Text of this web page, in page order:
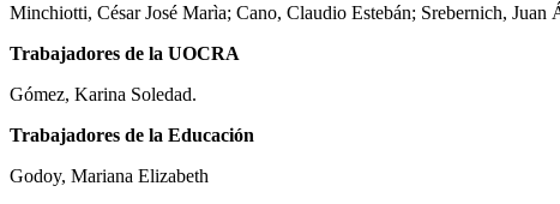
Minchiotti, César José Marìa; Cano, Claudio Estebán; Srebernich,
Trabajadores de la UOCRA
Gómez, Karina Soledad.
Trabajadores de la Educación
Godoy, Mariana Elizabeth